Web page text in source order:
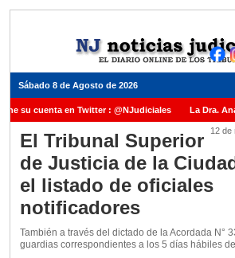
Sábado 8 de Agosto de 2026
su cuenta en Twitter : @NJudiciales La Dra.
Justicia de la Nación una medalla al Dr. Raul
Carles para cubrir vacante en la Corte Suprema
ante el Juez Daniel Rafecas
12 de
El Tribunal Superior
de Justicia de la
el listado de oficiales
notificadores
También a través del dictado de la Acordada N°
guardias correspondientes a los 5 días hábiles